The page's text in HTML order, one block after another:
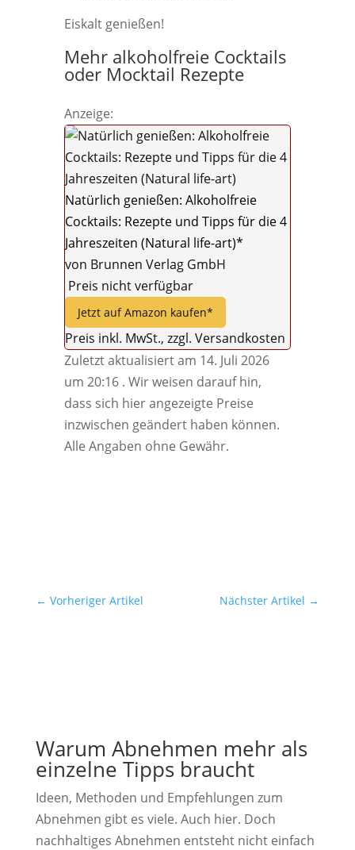
Eiskalt genießen!
Mehr alkoholfreie Cocktails
oder Mocktail Rezepte
Anzeige:
Natürlich genießen: Alkoholfreie
Cocktails: Rezepte und Tipps für die 4
Jahreszeiten (Natural life-art)*
von Brunnen Verlag GmbH
Preis nicht verfügbar
Jetzt auf Amazon kaufen*
Preis inkl. MwSt., zzgl. Versandkosten
Zuletzt aktualisiert am 14. Juli 2026
um 20:16 . Wir weisen darauf hin,
dass sich hier angezeigte Preise
inzwischen geändert haben können.
Alle Angaben ohne Gewähr.
← Vorheriger Artikel Nächster Artikel →
Warum Abnehmen mehr als
einzelne Tipps braucht
Ideen, Methoden und Empfehlungen zum
Abnehmen gibt es viele. Auch hier. Doch
nachhaltiges Abnehmen entsteht nicht einfach